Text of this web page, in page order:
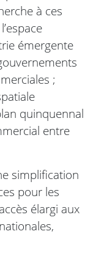
à ces
émergente
;
quinquennal
entre
simplification
pour les
élargi aux